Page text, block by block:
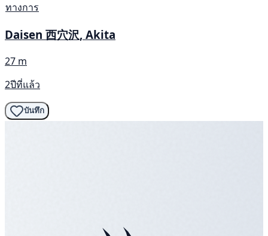
ทางการ
Daisen 西穴沢, Akita
27 m
2ปีที่แล้ว
บันทึก